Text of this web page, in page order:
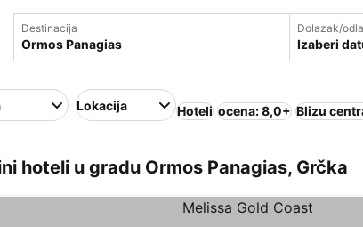
Destinacija Dolazak/
Izaberi
Lokacija Hoteli ocena: 8,0+ Blizu
hoteli u gradu Ormos Panagias, Grčka